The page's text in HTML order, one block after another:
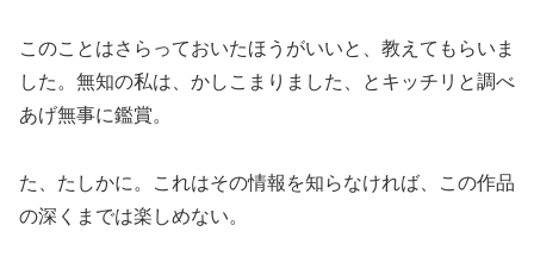
このことはさらっておいたほうがいいと、教えてもらいま
した。無知の私は、かしこまりました、とキッチリと調べ
あげ無事に鑑賞。
た、たしかに。これはその情報を知らなければ、この作品
の深くまでは楽しめない。